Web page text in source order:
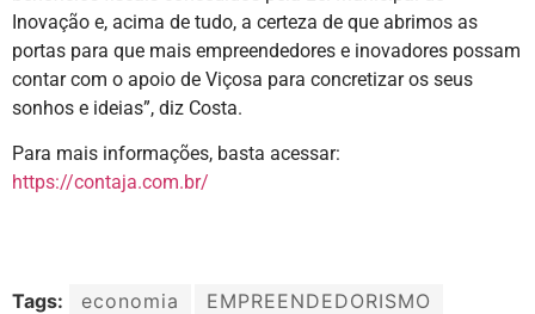
Inovação e, acima de tudo, a certeza de que abrimos as
portas para que mais empreendedores e inovadores possam
contar com o apoio de Viçosa para concretizar os seus
sonhos e ideias”, diz Costa.
Para mais informações, basta acessar:
https://contaja.com.br/
Tags: economia
EMPREENDEDORISMO